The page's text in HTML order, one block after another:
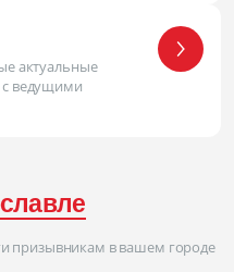
актуальные
ведущими
призывникам в вашем городе